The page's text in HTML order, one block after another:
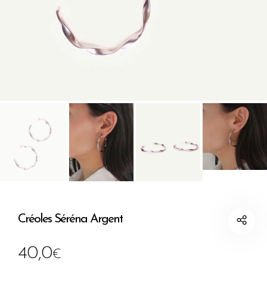
Créoles Séréna Argent
40,0€